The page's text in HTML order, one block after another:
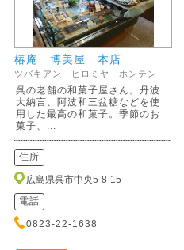
椿庵 博美屋 本店
ツバキアン ヒロミヤ ホンテン
呉の老舗の和菓子屋さん。丹波
大納言、阿波和三盆糖などを使
用した最高の和菓子。季節のお
菓子、...
住所
広島県呉市中央5-8-15
電話
0823-22-1638